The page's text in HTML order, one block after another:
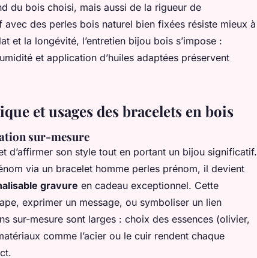
du bois choisi, mais aussi de la rigueur de
avec des perles bois naturel bien fixées résiste mieux à
et la longévité, l’entretien bijou bois s’impose :
et application d’huiles adaptées préservent
et usages des bracelets en bois
sur-mesure
d’affirmer son style tout en portant un bijou significatif.
via un bracelet homme perles prénom, il devient
gravure en cadeau exceptionnel. Cette
exprimer un message, ou symboliser un lien
sur-mesure sont larges : choix des essences (olivier,
comme l’acier ou le cuir rendent chaque